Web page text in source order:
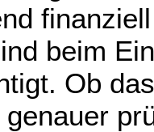
beim
Ob